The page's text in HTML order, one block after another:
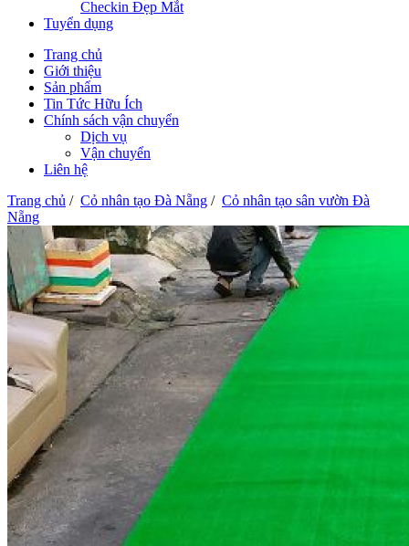
Checkin Đẹp Mắt
Tuyển dụng
Trang chủ
Giới thiệu
Sản phẩm
Tin Tức Hữu Ích
Chính sách vận chuyển
Dịch vụ
Vận chuyển
Liên hệ
Trang chủ / Cỏ nhân tạo Đà Nẵng / Cỏ nhân tạo sân vườn Đà
Nẵng